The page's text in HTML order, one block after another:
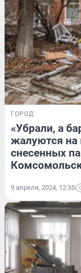
ГОРОД
«Убрали, а
жалуются на
снесенных
9 апреля, 2024, 12:35